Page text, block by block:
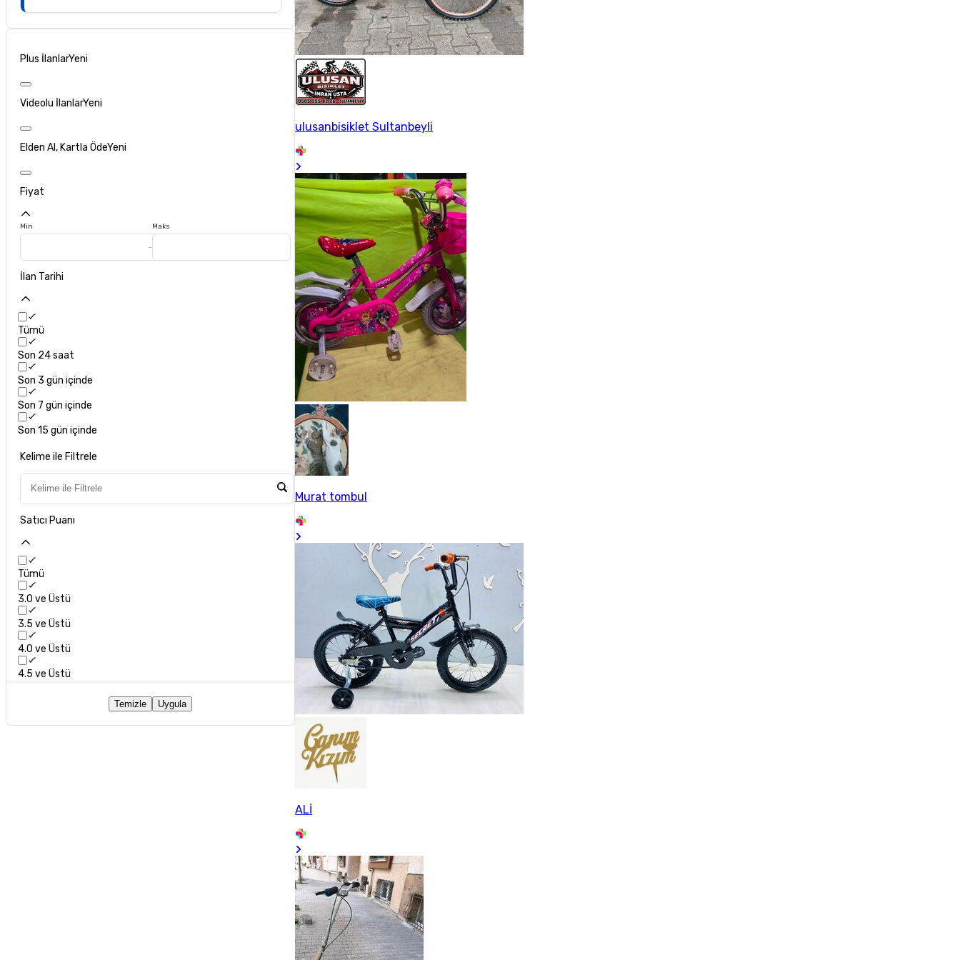
Plus İlanlarYeni
Videolu İlanlarYeni
Elden Al, Kartla ÖdeYeni
Fiyat
Min Maks
İlan Tarihi
Tümü
Son 24 saat
Son 3 gün içinde
Son 7 gün içinde
Son 15 gün içinde
Kelime ile Filtrele
Satıcı Puanı
Tümü
3.0 ve Üstü
3.5 ve Üstü
4.0 ve Üstü
4.5 ve Üstü
Temizle Uygula
ulusanbisiklet Sultanbeyli
Murat tombul
ALİ